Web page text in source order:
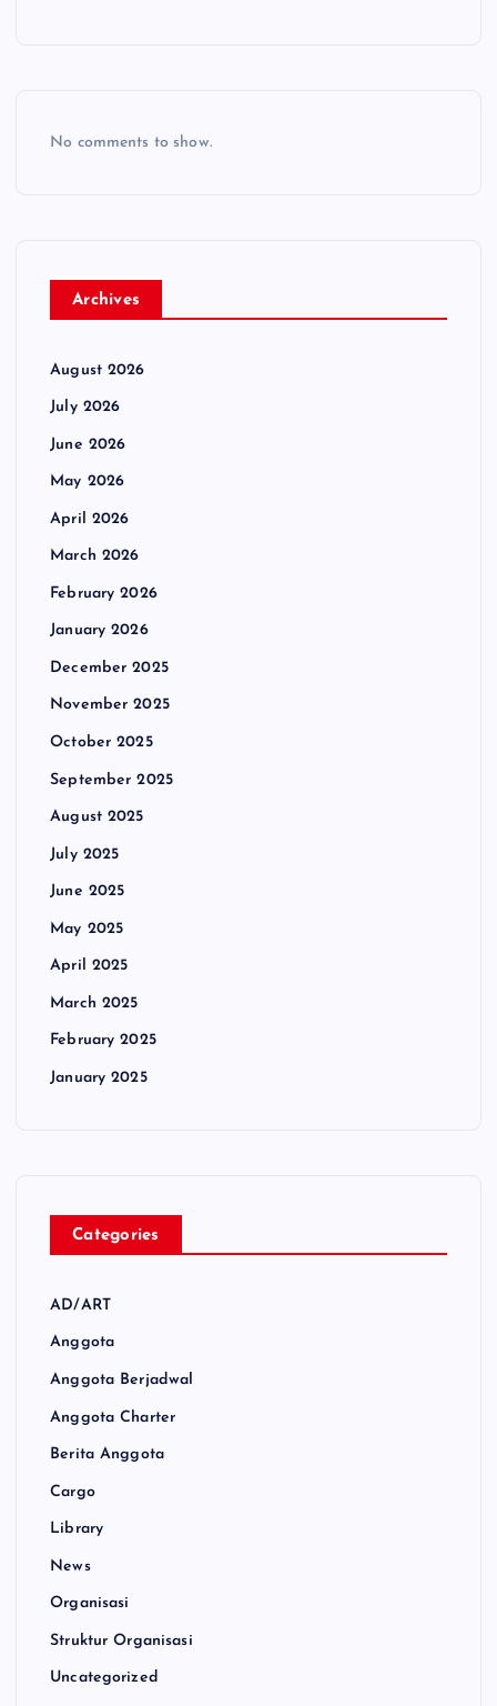
No comments to show.
Archives
August 2026
July 2026
June 2026
May 2026
April 2026
March 2026
February 2026
January 2026
December 2025
November 2025
October 2025
September 2025
August 2025
July 2025
June 2025
May 2025
April 2025
March 2025
February 2025
January 2025
Categories
AD/ART
Anggota
Anggota Berjadwal
Anggota Charter
Berita Anggota
Cargo
Library
News
Organisasi
Struktur Organisasi
Uncategorized